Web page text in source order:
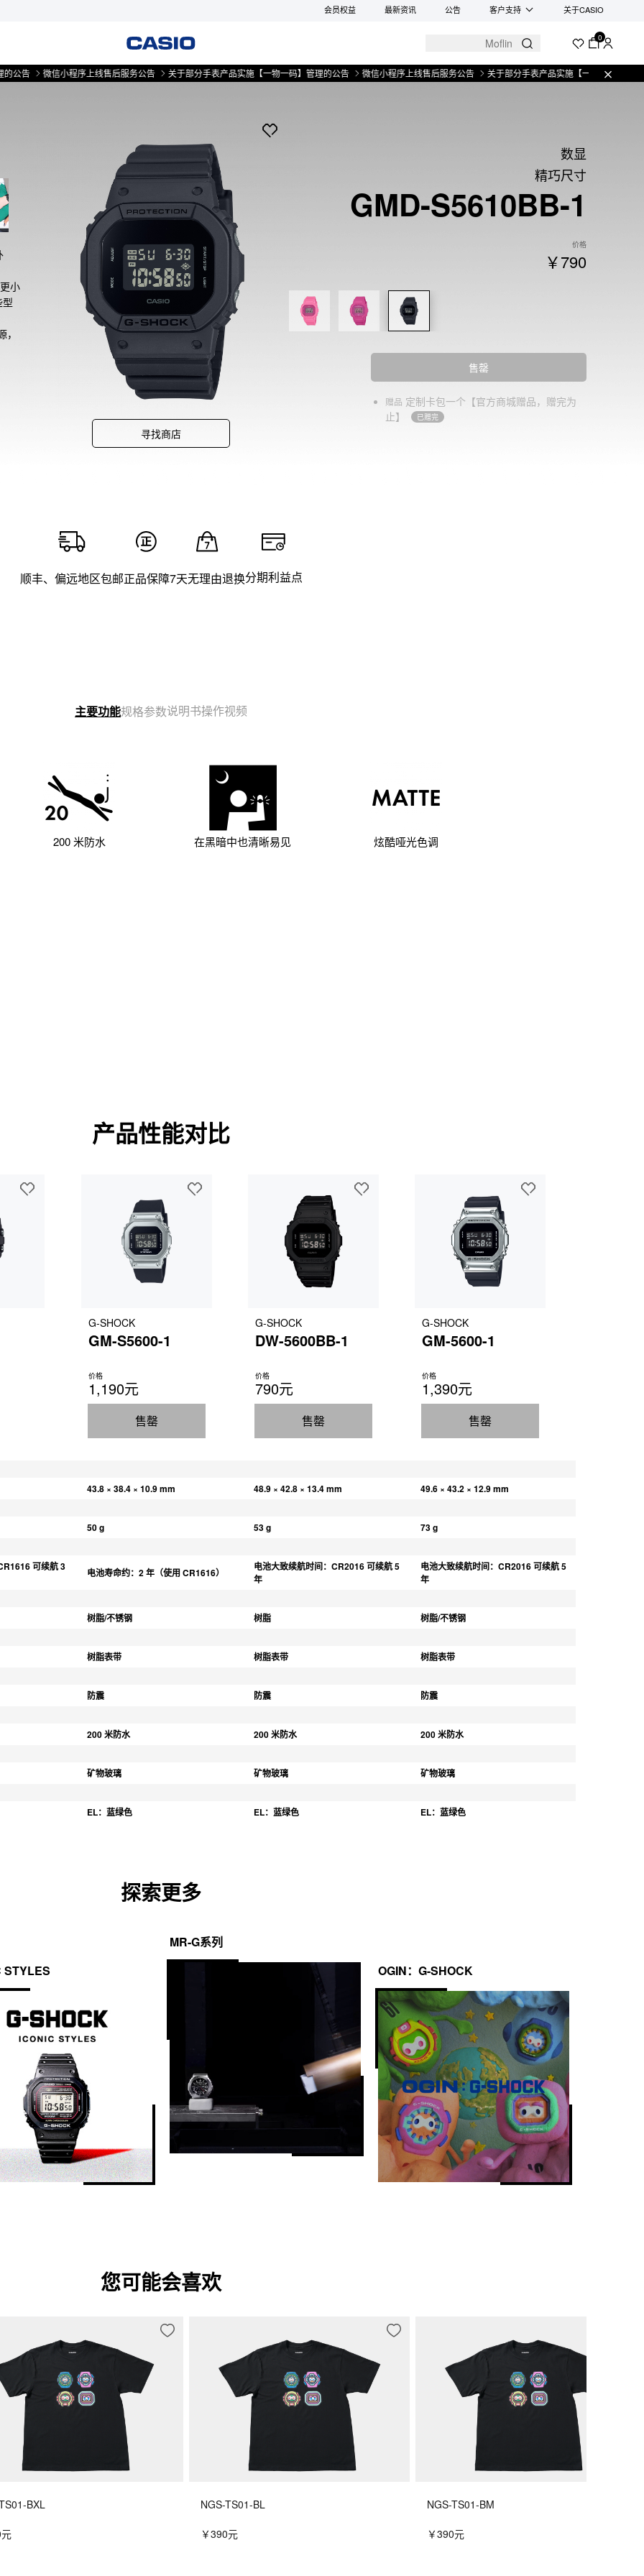
会员权益 最新资讯 公告 客户支持 关于CASIO
0
微信小程序上线售后服务公告 关于部分手表产品实施【一物一码】管理的公告 微信小程序上线售后服务公告 关于部分手表产品实施【一物一码】管理的公告
小
寻找商店
数显
精巧尺寸
GMD-S5610BB-1
价格
￥790
售罄
赠品 定制卡包一个【官方商城赠品，赠完为
止】
已赠完
顺丰、偏远地区包邮正品保障7天无理由退换分期利益点
主要功能规格参数说明书操作视频
200 米防水 在黑暗中也清晰易见 炫酷哑光色调
产品性能对比
G-SHOCK
GM-S5600-1
价格
1,190元
售罄
G-SHOCK
DW-5600BB-1
价格
790元
售罄
G-SHOCK
GM-5600-1
价格
1,390元
售罄
43.8 × 38.4 × 10.9 mm 48.9 × 42.8 × 13.4 mm 49.6 × 43.2 × 12.9 mm
50 g 53 g 73 g
可续航 3 电池寿命约：2 年（使用 CR1616）
电池大致续航时间：CR2016 可续航 5
年
电池大致续航时间：CR2016 可续航 5
年
树脂/不锈钢 树脂 树脂/不锈钢
树脂表带 树脂表带 树脂表带
防震 防震 防震
200 米防水 200 米防水 200 米防水
矿物玻璃 矿物玻璃 矿物玻璃
EL：蓝绿色 EL：蓝绿色 EL：蓝绿色
探索更多
STYLES
MR-G系列
OGIN：G-SHOCK
您可能会喜欢
BXL NGS-TS01-BL
￥390元
NGS-TS01-BM
￥390元